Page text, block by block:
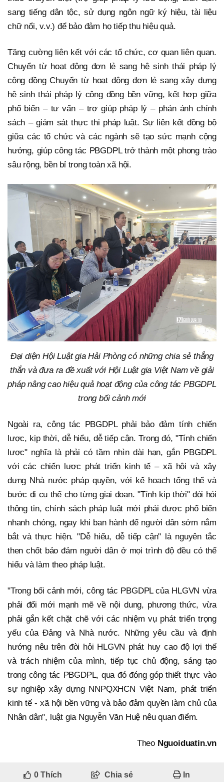
sang tiếng dân tộc, sử dụng ngôn ngữ ký hiệu, tài liệu
chữ nổi, v.v.) để bảo đảm họ tiếp thu hiệu quả.
Tăng cường liên kết với các tổ chức, cơ quan liên quan.
Chuyển từ hoạt động đơn lẻ sang hệ sinh thái pháp lý
cộng đồng Chuyển từ hoạt động đơn lẻ sang xây dựng
hệ sinh thái pháp lý cộng đồng bền vững, kết hợp giữa
phổ biến – tư vấn – trợ giúp pháp lý – phản ánh chính
sách – giám sát thực thi pháp luật. Sự liên kết đồng bộ
giữa các tổ chức và các ngành sẽ tạo sức mạnh cộng
hưởng, giúp công tác PBGDPL trở thành một phong trào
sâu rộng, bền bỉ trong toàn xã hội.
Đại diện Hội Luật gia Hải Phòng có những chia sẻ thẳng
thắn và đưa ra đề xuất với Hội Luật gia Việt Nam về giải
pháp nâng cao hiệu quả hoạt động của công tác PBGDPL
trong bối cảnh mới
Ngoài ra, công tác PBGDPL phải bảo đảm tính chiến
lược, kịp thời, dễ hiểu, dễ tiếp cận. Trong đó, "Tính chiến
lược" nghĩa là phải có tầm nhìn dài hạn, gắn PBGDPL
với các chiến lược phát triển kinh tế – xã hội và xây
dựng Nhà nước pháp quyền, với kế hoạch tổng thể và
bước đi cụ thể cho từng giai đoạn. "Tính kịp thời" đòi hỏi
thông tin, chính sách pháp luật mới phải được phổ biến
nhanh chóng, ngay khi ban hành để người dân sớm nắm
bắt và thực hiện. "Dễ hiểu, dễ tiếp cận" là nguyên tắc
then chốt bảo đảm người dân ở mọi trình độ đều có thể
hiểu và làm theo pháp luật.
"Trong bối cảnh mới, công tác PBGDPL của HLGVN vừa
phải đổi mới mạnh mẽ về nội dung, phương thức, vừa
phải gắn kết chặt chẽ với các nhiệm vụ phát triển trọng
yếu của Đảng và Nhà nước. Những yêu cầu và định
hướng nêu trên đòi hỏi HLGVN phát huy cao độ lợi thế
và trách nhiệm của mình, tiếp tục chủ động, sáng tạo
trong công tác PBGDPL, qua đó đóng góp thiết thực vào
sự nghiệp xây dựng NNPQXHCN Việt Nam, phát triển
kinh tế - xã hội bền vững và bảo đảm quyền làm chủ của
Nhân dân", luật gia Nguyễn Văn Huệ nêu quan điểm.
Theo Nguoiduatin.vn
0Thích Chia sẻ In